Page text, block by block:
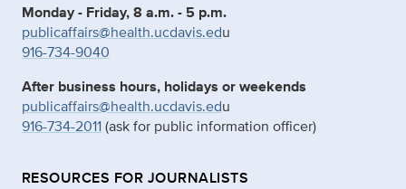
Monday - Friday, 8 a.m. - 5 p.m.
publicaffairs@health.ucdavis.edu
916-734-9040
After business hours, holidays or weekends
publicaffairs@health.ucdavis.edu
916-734-2011(ask for public information officer)
RESOURCES FOR JOURNALISTS